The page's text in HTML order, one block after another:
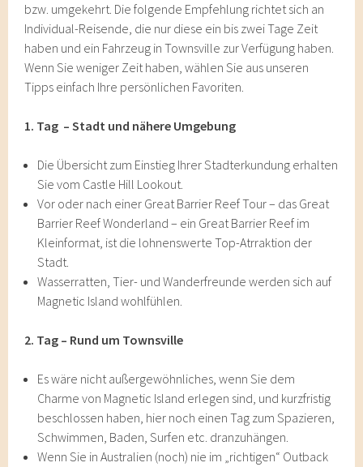
bzw. umgekehrt. Die folgende Empfehlung richtet sich an
Individual-Reisende, die nur diese ein bis zwei Tage Zeit
haben und ein Fahrzeug in Townsville zur Verfügung haben.
Wenn Sie weniger Zeit haben, wählen Sie aus unseren
Tipps einfach Ihre persönlichen Favoriten.
1. Tag – Stadt und nähere Umgebung
Die Übersicht zum Einstieg Ihrer Stadterkundung erhalten
Sie vom Castle Hill Lookout.
Vor oder nach einer Great Barrier Reef Tour – das Great
Barrier Reef Wonderland – ein Great Barrier Reef im
Kleinformat, ist die lohnenswerte Top-Atrraktion der
Stadt.
Wasserratten, Tier- und Wanderfreunde werden sich auf
Magnetic Island wohlfühlen.
2. Tag – Rund um Townsville
Es wäre nicht außergewöhnliches, wenn Sie dem
Charme von Magnetic Island erlegen sind, und kurzfristig
beschlossen haben, hier noch einen Tag zum Spazieren,
Schwimmen, Baden, Surfen etc. dranzuhängen.
Wenn Sie in Australien (noch) nie im „richtigen“ Outback